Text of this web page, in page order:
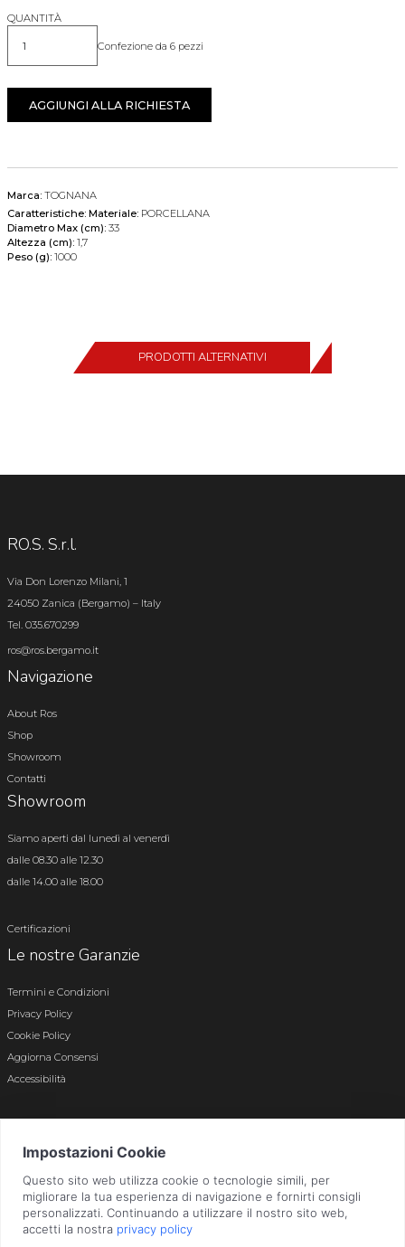
QUANTITÀ
Quantità Confezione da 6 pezzi
AGGIUNGI ALLA RICHIESTA
Marca: TOGNANA
Caratteristiche: Materiale: PORCELLANA
Diametro Max (cm): 33
Altezza (cm): 1,7
Peso (g): 1000
PRODOTTI ALTERNATIVI
RO.S. S.r.l.
Via Don Lorenzo Milani, 1
24050 Zanica (Bergamo) – Italy
Tel. 035.670299
ros@ros.bergamo.it
Navigazione
About Ros
Shop
Showroom
Contatti
Showroom
Siamo aperti dal lunedì al venerdì
dalle 08.30 alle 12.30
dalle 14.00 alle 18.00
Certificazioni
Le nostre Garanzie
Termini e Condizioni
Privacy Policy
Cookie Policy
Aggiorna Consensi
Accessibilità
Bergamo n. 01496180165 · Capitale Sociale i.v. € 800.000,00